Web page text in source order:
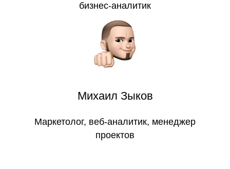
бизнес-аналитик
Михаил Зыков
Маркетолог, веб-аналитик, менеджер
проектов